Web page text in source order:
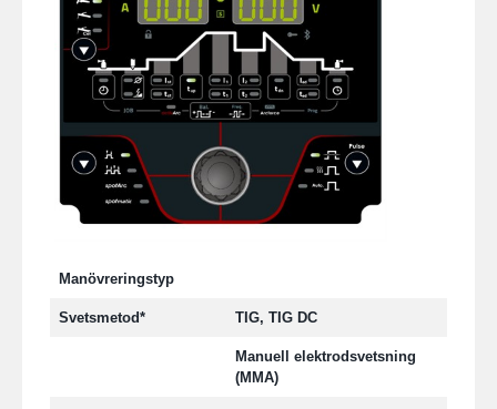
Manövreringstyp
Svetsmetod* TIG, TIG DC
Manuell elektrodsvetsning
(MMA)